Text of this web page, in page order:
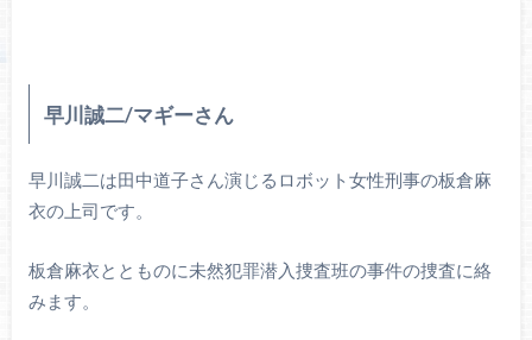
早川誠二/マギーさん
早川誠二は田中道子さん演じるロボット女性刑事の板倉麻
衣の上司です。
板倉麻衣ととものに未然犯罪潜入捜査班の事件の捜査に絡
みます。